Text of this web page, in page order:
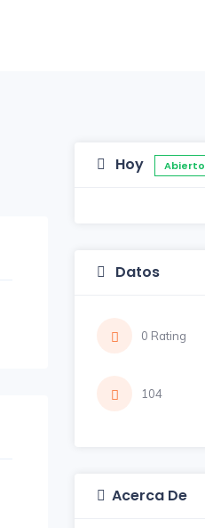
Hoy Abierto
Datos
0 Rating
104
Acerca De